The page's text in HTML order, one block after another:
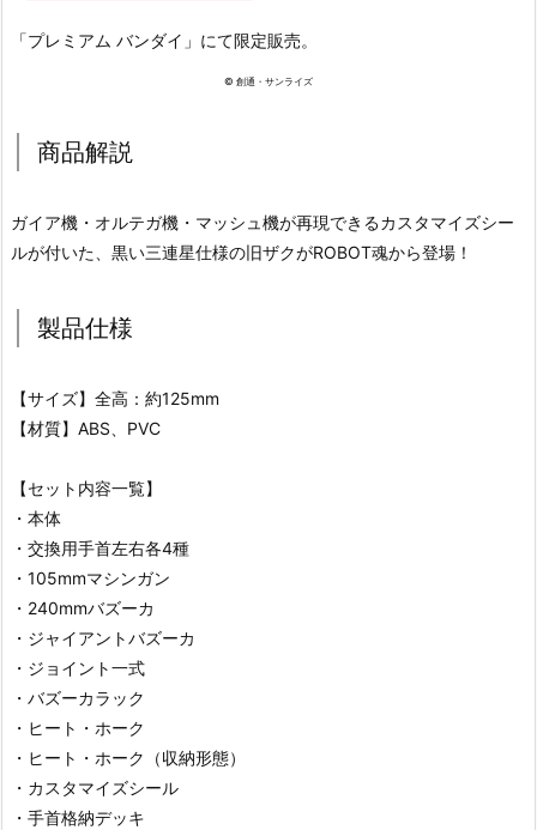
「プレミアム バンダイ」にて限定販売。
© 創通・サンライズ
商品解説
ガイア機・オルテガ機・マッシュ機が再現できるカスタマイズシー
ルが付いた、黒い三連星仕様の旧ザクがROBOT魂から登場！
製品仕様
【サイズ】全高：約125mm
【材質】ABS、PVC
【セット内容一覧】
・本体
・交換用手首左右各4種
・105mmマシンガン
・240mmバズーカ
・ジャイアントバズーカ
・ジョイント一式
・バズーカラック
・ヒート・ホーク
・ヒート・ホーク（収納形態）
・カスタマイズシール
・手首格納デッキ